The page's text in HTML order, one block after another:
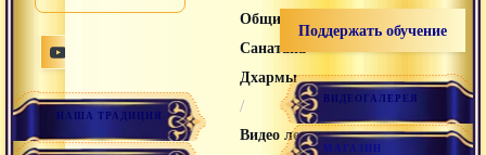
НАША ТРАДИЦИЯ
Община
Санатана
Дхармы
/
Видео лекции
Поддержать обучение
ВИДЕОГАЛЕРЕЯ
МАГАЗИН